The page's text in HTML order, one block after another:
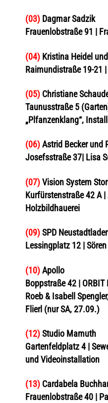
(03)Dagmar Sadzik
Frauenlobstraße 91 |
(04)Kristina Heidel
Raimundistraße 19-21
(05)Christiane
Taunusstraße 5
„Plfanzenklang“,
(06)Astrid Becker und
Josefsstraße 37| Lisa
(07)Vision System
Kurfürstenstraße 42 A |
Holzbildhauerei
(09)SPD
Lessingplatz 12 |
(10)Apollo
Boppstraße 42 | ORBIT
Roeb & Isabell
Flierl (nur SA, 27.09.)
(12)Studio Mamuth
Gartenfeldplatz 4 |
und Videoinstallation
(13)Cardabela
Frauenlobstraße 40 |